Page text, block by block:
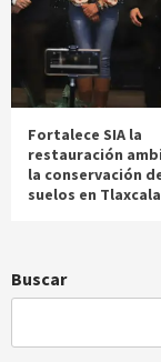
Fortalece SIA la
restauración
la conservación
suelos en Tlaxcala
Buscar